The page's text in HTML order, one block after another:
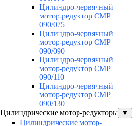
Цилиндро-червячный
мотор-редуктор CMP
090/075
Цилиндро-червячный
мотор-редуктор CMP
090/090
Цилиндро-червячный
мотор-редуктор CMP
090/110
Цилиндро-червячный
мотор-редуктор CMP
090/130
Цилиндрические мотор-редукторы
▼
Цилиндрические мотор-